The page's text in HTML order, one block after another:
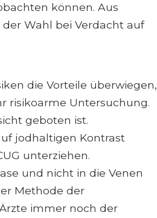
können. Aus
Wahl bei Verdacht auf
die Vorteile überwiegen,
risikoarme Untersuchung.
geboten ist.
jodhaltigen Kontrast
unterziehen.
und nicht in die Venen
Methode der
immer noch der